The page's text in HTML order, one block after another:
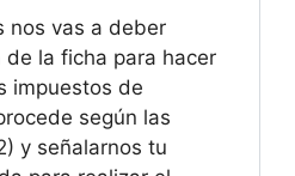
nos vas a deber
de la ficha para hacer
impuestos de
según las
y señalarnos tu